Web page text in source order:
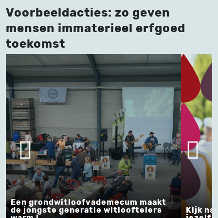
Voorbeeldacties: zo geven
mensen immaterieel erfgoed
toekomst
maakt
Kijk naar de toekomst en begin bij